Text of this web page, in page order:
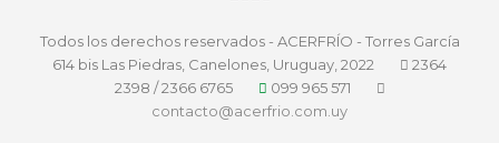
Todos los derechos reservados - ACERFRÍO - Torres García
614 bis Las Piedras, Canelones, Uruguay, 2022
2364
2398 / 2366 6765
099 965 571
contacto@acerfrio.com.uy